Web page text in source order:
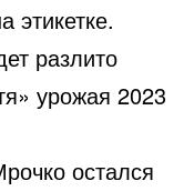
этикетке.
разлито
урожая 2023
остался